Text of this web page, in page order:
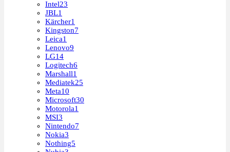
Intel23
JBL1
Kärcher1
Kingston7
Leica1
Lenovo9
LG14
Logitech6
Marshall1
Mediatek25
Meta10
Microsoft30
Motorola1
MSI3
Nintendo7
Nokia3
Nothing5